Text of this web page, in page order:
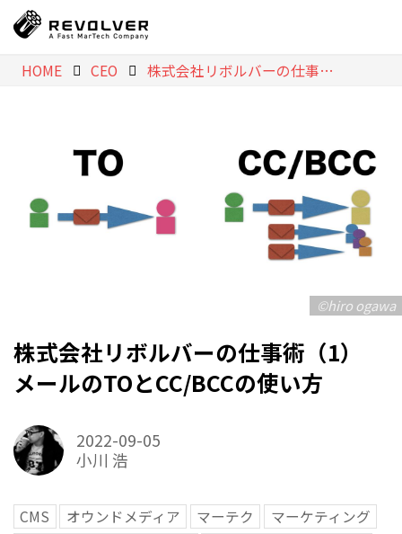
HOME CEO 株式会社リボルバーの仕事術（1） メールのTOとCC/BCCの使い方
©️hiro ogawa
株式会社リボルバーの仕事術（1）
メールのTOとCC/BCCの使い方
2022-09-05
小川 浩
CMS オウンドメディア マーテク
マーケティング